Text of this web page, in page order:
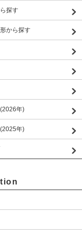
探す
から探す
年)
年)